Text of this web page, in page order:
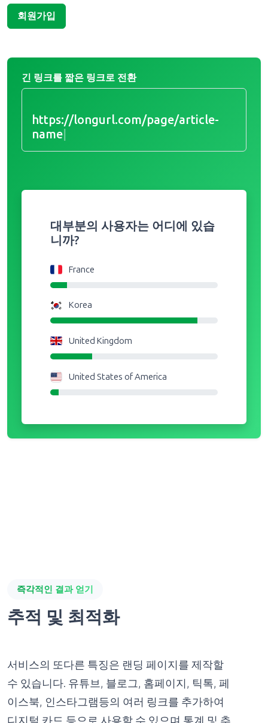
회원가입
긴 링크를 짧은 링크로 전환
https://longurl.com/page/article-na
니까?
United Kingdom
United States of America
수 있습니다. 유튜브, 블로그, 홈페이지, 틱톡, 페
이스북, 인스타그램등의 여러 링크를 추가하여
디지털 카드 등으로 사용할 수 있으며 통계 및 추